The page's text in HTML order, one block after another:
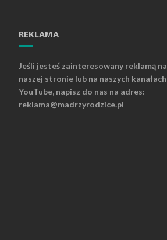
REKLAMA
Jeśli jesteś zainteresowany reklamą na
naszej stronie lub na naszych kanałach
YouTube, napisz do nas na adres:
reklama@madrzyrodzice.pl